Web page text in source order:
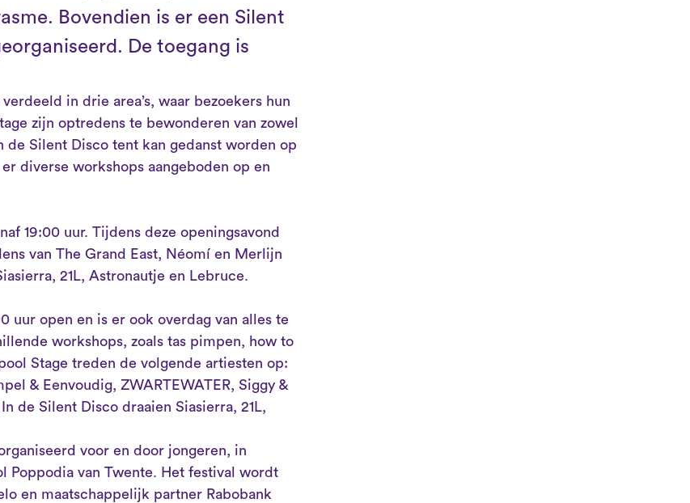
Bovendien is er een Silent
De toegang is
in drie area’s, waar bezoekers hun
zijn optredens te bewonderen van zowel
Silent Disco tent kan gedanst worden op
diverse workshops aangeboden op en
19:00 uur. Tijdens deze openingsavond
van The Grand East, Néomí en Merlijn
21L, Astronautje en Lebruce.
uur open en is er ook overdag van alles te
workshops, zoals tas pimpen, how to
Stage treden de volgende artiesten op:
& Eenvoudig, ZWARTEWATER, Siggy &
de Silent Disco draaien Siasierra, 21L,
voor en door jongeren, in
Poppodia van Twente. Het festival wordt
en maatschappelijk partner Rabobank